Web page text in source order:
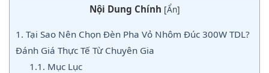
Nội Dung Chính [Ẩn]
1. Tại Sao Nên Chọn Đèn Pha Vỏ Nhôm Đúc 300W TDL?
Đánh Giá Thực Tế Từ Chuyên Gia
1.1. Mục Lục